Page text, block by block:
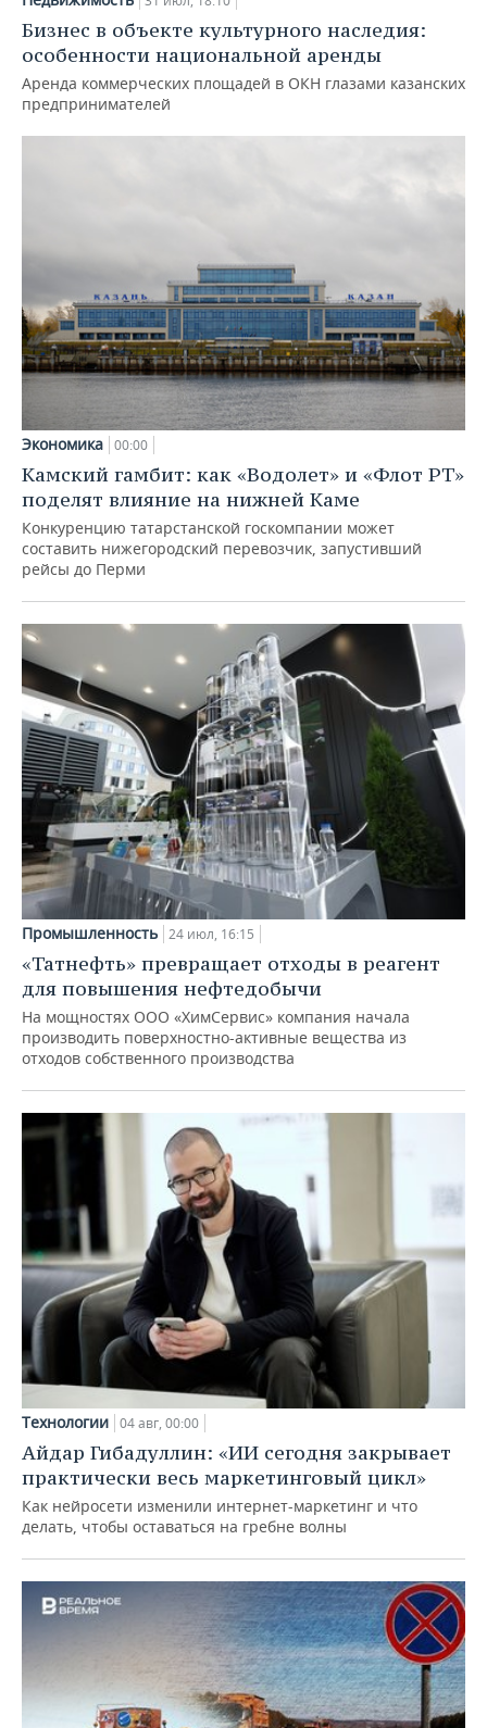
Бизнес в объекте культурного наследия:
особенности национальной аренды
Аренда коммерческих площадей в ОКН глазами казанских
предпринимателей
Экономика 00:00
Камский гамбит: как «Водолет» и «Флот РТ»
поделят влияние на нижней Каме
Конкуренцию татарстанской госкомпании может
составить нижегородский перевозчик, запустивший
рейсы до Перми
Промышленность 24 июл, 16:15
«Татнефть» превращает отходы в реагент
для повышения нефтедобычи
На мощностях ООО «ХимСервис» компания начала
производить поверхностно-активные вещества из
отходов собственного производства
Технологии 04 авг, 00:00
Айдар Гибадуллин: «ИИ сегодня закрывает
практически весь маркетинговый цикл»
Как нейросети изменили интернет-маркетинг и что
делать, чтобы оставаться на гребне волны